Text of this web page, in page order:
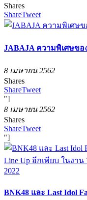
Shares
ShareTweet
JABAJA ความพิเศษข
8 เมษายน 2562
Shares
ShareTweet
"]
8 เมษายน 2562
Shares
ShareTweet
"]
BNK48 และ Last Idol